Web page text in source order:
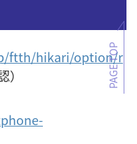
ftth/hikari/option/r
PAGE TOP